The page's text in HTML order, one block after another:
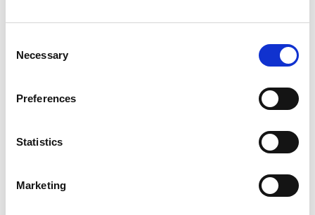
Selection
Necessary
Preferences
Statistics
Marketing
Gewicht
1.5 kg
Artikelcode
Merk: